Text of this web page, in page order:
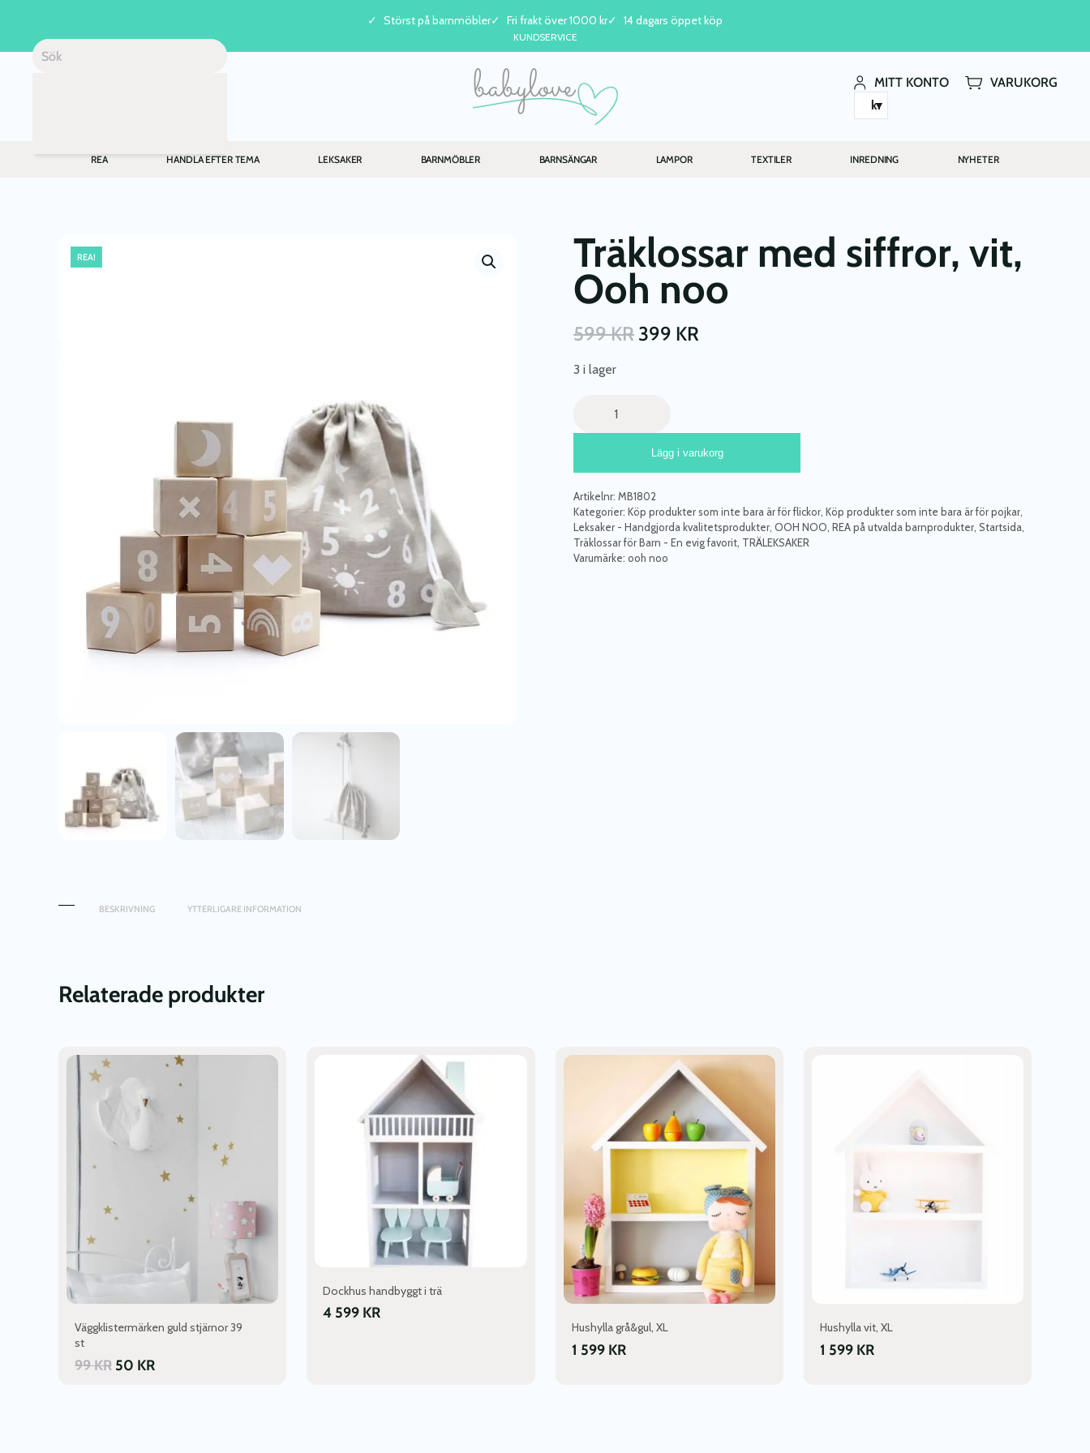
Skip to main content
Störst på barnmöbler Fri frakt över 1000 kr 14 dagars öppet köp
KUNDSERVICE
MITT KONTO
VARUKORG
kr
REA HANDLA EFTER TEMA LEKSAKER BARNMÖBLER BARNSÄNGAR LAMPOR TEXTILER INREDNING NYHETER
REA! Träklossar med siffror, vit,
Ooh noo
599KR DET
399 KR
3 i lager
siffror,
Ooh
noo
mängd
Lägg i varukorg
Artikelnr: MB1802
Kategorier: Köp produkter som inte bara är för flickor Köp produkter som inte bara är för pojkar
Leksaker - Handgjorda kvalitetsprodukter OOH NOO REA på utvalda barnprodukter Startsida
Träklossar för Barn - En evig favorit TRÄLEKSAKER
Varumärke: ooh noo
BESKRIVNING YTTERLIGARE INFORMATION
Relaterade produkter
Väggklistermärken guld stjärnor 39
st
99KR 50 KR
Dockhus handbyggt i trä
4 599 KR
Hushylla grå&gul, XL
1 599 KR
Hushylla vit, XL
1 599 KR